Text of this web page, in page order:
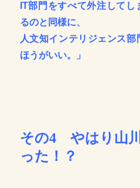
IT部門をすべて外注して
るのと同様に、
人文知インテリジェンス
ほうがいい。」
その4 やはり山
った！？